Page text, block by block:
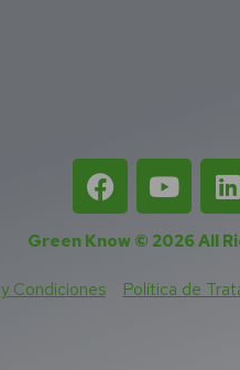
Green Know © 2026All
Condiciones Política de